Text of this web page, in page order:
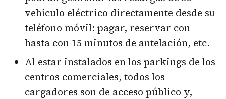
vehículo eléctrico directamente desde su
teléfono móvil: pagar, reservar con
hasta con 15 minutos de antelación, etc.
Al estar instalados en los parkings de los
centros comerciales, todos los
cargadores son de acceso público y,